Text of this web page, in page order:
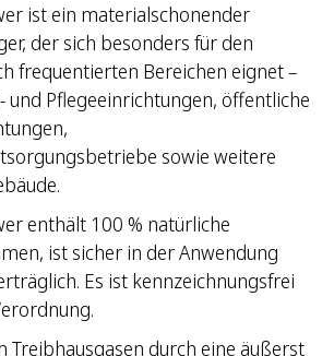
ist ein materialschonender
der sich besonders für den
frequentierten Bereichen eignet –
und Pflegeeinrichtungen, öffentliche
sowie weitere
enthält 100 % natürliche
ist sicher in der Anwendung
Es ist kennzeichnungsfrei
Treibhausgasen durch eine äußerst